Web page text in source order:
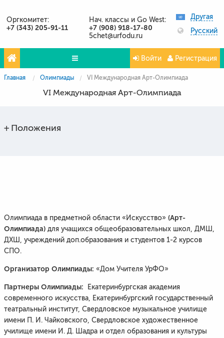
Оргкомитет: Нач. классы и Go West:
+7 (343) 205-91-11 +7 (908) 918-17-80
5chet@urfodu.ru
Другая
Русский
Олимпиады
Войти Регистрация
Главная Олимпиады VI Международная Арт-Олимпиада
VI Международная Арт-Олимпиада
Положения
Олимпиада в предметной области «Искусство» (Арт-
Олимпиада) для учащихся общеобразовательных школ, ДМШ,
ДХШ, учреждений доп.образования и студентов 1-2 курсов
СПО.
Организатор Олимпиады: «Дом Учителя УрФО»
Партнеры Олимпиады: Екатеринбургская академия
современного искусства, Екатеринбургский государственный
театральный институт, Свердловское музыкальное училище
имени П. И. Чайковского, Свердловское художественное
училище имени И. Д. Шадра и отдел образования и культуры